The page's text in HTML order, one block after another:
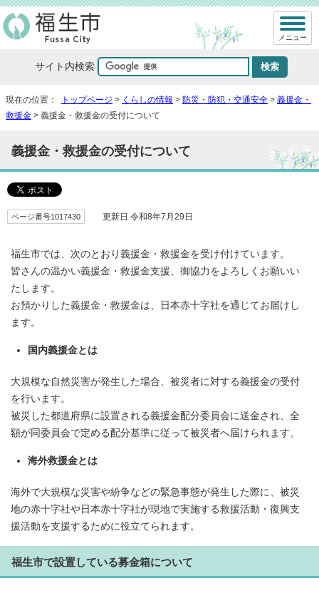
サイト内検索
メニュー
現在の位置： トップページ > くらしの情報 > 防災・防犯・交通安全 > 義援金・
救援金 > 義援金・救援金の受付について
義援金・救援金の受付について
ページ番号1017430 更新日 令和8年7月29日
福生市では、次のとおり義援金・救援金を受け付けています。
皆さんの温かい義援金・救援金支援、御協力をよろしくお願いい
たします。
お預かりした義援金・救援金は、日本赤十字社を通じてお届けし
ます。
国内義援金とは
大規模な自然災害が発生した場合、被災者に対する義援金の受付
を行います。
被災した都道府県に設置される義援金配分委員会に送金され、全
額が同委員会で定める配分基準に従って被災者へ届けられます。
海外救援金とは
海外で大規模な災害や紛争などの緊急事態が発生した際に、被災
地の赤十字社や日本赤十字社が現地で実施する救援活動・復興支
援活動を支援するために役立てられます。
福生市で設置している募金箱について